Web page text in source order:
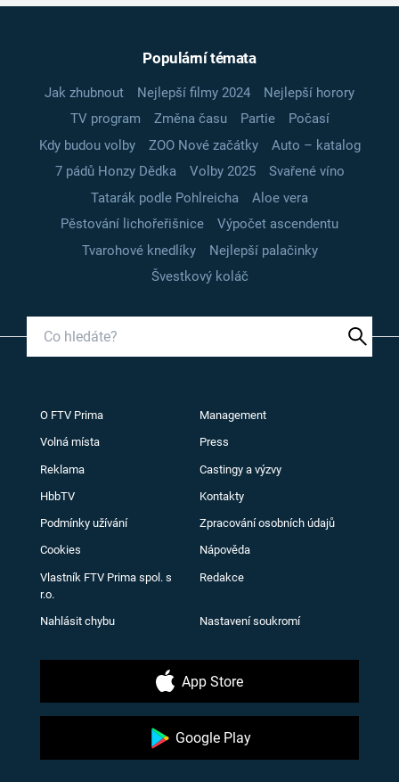
Populární témata
Jak zhubnout Nejlepší filmy 2024
Nejlepší horory
TV program
Změna času Partie
Počasí
Kdy budou volby
ZOO Nové začátky
Auto – katalog
7 pádů Honzy Dědka
Volby 2025
Svařené víno
Tatarák podle Pohlreicha
Aloe vera
Pěstování lichořeřišnice
Výpočet ascendentu
Tvarohové knedlíky
Nejlepší palačinky
Švestkový koláč
O FTV Prima Management
Volná místa Press
Reklama Castingy a výzvy
HbbTV Kontakty
Podmínky užívání Zpracování osobních údajů
Cookies Nápověda
Vlastník FTV Prima spol. s
r.o.
Redakce
Nahlásit chybu Nastavení soukromí
App Store
Google Play